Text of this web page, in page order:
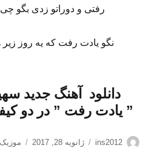
رفتی و دوراتو زدی بگو
نگو یادت رفت که یه روز
دانلود
آهنگ جدید
” یادت رفت ” در دو کیفیت
نویسنده
ins2012
ارسال
ژانویه 28, 2017 موزیک